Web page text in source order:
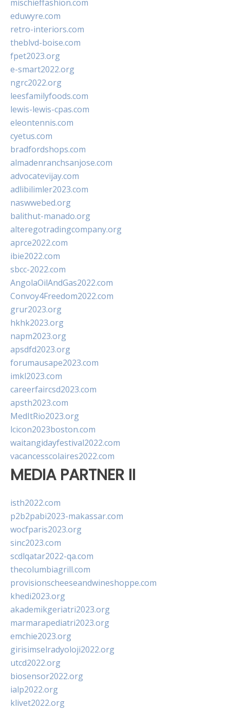
mischieffashion.com
eduwyre.com
retro-interiors.com
theblvd-boise.com
fpet2023.org
e-smart2022.org
ngrc2022.org
leesfamilyfoods.com
lewis-lewis-cpas.com
eleontennis.com
cyetus.com
bradfordshops.com
almadenranchsanjose.com
advocatevijay.com
adlibilimler2023.com
naswwebed.org
balithut-manado.org
alteregotradingcompany.org
aprce2022.com
ibie2022.com
sbcc-2022.com
AngolaOilAndGas2022.com
Convoy4Freedom2022.com
grur2023.org
hkhk2023.org
napm2023.org
apsdfd2023.org
forumausape2023.com
imkl2023.com
careerfaircsd2023.com
apsth2023.com
MedItRio2023.org
lcicon2023boston.com
waitangidayfestival2022.com
vacancesscolaires2022.com
MEDIA PARTNER II
isth2022.com
p2b2pabi2023-makassar.com
wocfparis2023.org
sinc2023.com
scdlqatar2022-qa.com
thecolumbiagrill.com
provisionscheeseandwineshoppe.com
khedi2023.org
akademikgeriatri2023.org
marmarapediatri2023.org
emchie2023.org
girisimselradyoloji2022.org
utcd2022.org
biosensor2022.org
ialp2022.org
klivet2022.org